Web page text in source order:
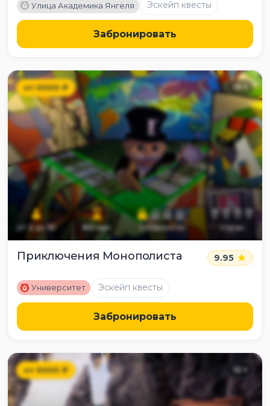
M Улица Академика Янгеля Эскейп квесты
Забронировать
от5000₽ 13+
от 2до 10 60мин сложность страх
Приключения Монополиста 9.95
M Университет Эскейп квесты
Забронировать
от5000₽ 12+